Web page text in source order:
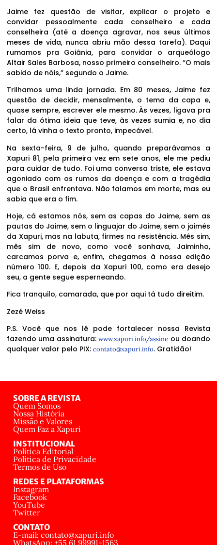
Jaime fez questão de visitar, explicar o projeto e
convidar pessoalmente cada conselheiro e cada
conselheira (até a doença agravar, nos seus últimos
meses de vida, nunca abriu mão dessa tarefa). Daqui
rumamos pra Goiânia, para convidar o arqueólogo
Altair Sales Barbosa, nosso primeiro conselheiro. “O mais
sabido de nóis,” segundo o Jaime.
Trilhamos uma linda jornada. Em 80 meses, Jaime fez
questão de decidir, mensalmente, o tema da capa e,
quase sempre, escrever ele mesmo. Às vezes, ligava pra
falar da ótima ideia que teve, às vezes sumia e, no dia
certo, lá vinha o texto pronto, impecável.
Na sexta-feira, 9 de julho, quando preparávamos a
Xapuri 81, pela primeira vez em sete anos, ele me pediu
para cuidar de tudo. Foi uma conversa triste, ele estava
agoniado com os rumos da doença e com a tragédia
que o Brasil enfrentava. Não falamos em morte, mas eu
sabia que era o fim.
Hoje, cá estamos nós, sem as capas do Jaime, sem as
pautas do Jaime, sem o linguajar do Jaime, sem o jaimês
da Xapuri, mas na labuta, firmes na resistência. Mês sim,
mês sim de novo, como você sonhava, Jaiminho,
carcamos porva e, enfim, chegamos à nossa edição
número 100. E, depois da Xapuri 100, como era desejo
seu, a gente segue esperneando.
Fica tranquilo, camarada, que por aqui tá tudo direitim.
Zezé Weiss
P.S. Você que nos lê pode fortalecer nossa Revista
fazendo uma assinatura:www.xapuri.info/assine ou doando
qualquer valor pelo PIX: contato@xapuri.info. Gratidão!
SOBRE A REVISTA
Quem Somos
Nossa História
Missão e Valores
Quem Faz a Xapuri
INSTITUCIONAL
Política Editorial
Política de Privacidade
Termos de Uso
REDES E PLATAFORMAS
Instagram
Facebook
YouTube
Twitter
CONTATO
E-mail: contato@xapuri.info
WhatsApp: +55 61 99991-1563